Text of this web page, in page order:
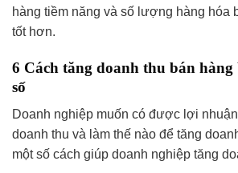
hàng tiềm năng và số lượng hàng hóa
tốt hơn.
6 Cách tăng doanh thu bán
số
Doanh nghiệp muốn có được lợi
doanh thu và làm thế nào để tăng
một số cách giúp doanh nghiệp tăng